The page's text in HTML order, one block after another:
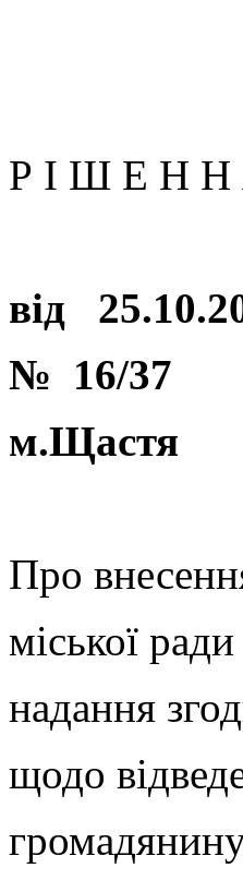
Р І Ш Е Н Н
від
№ 16/37
м.Щастя
Про
міської
надання
щодо